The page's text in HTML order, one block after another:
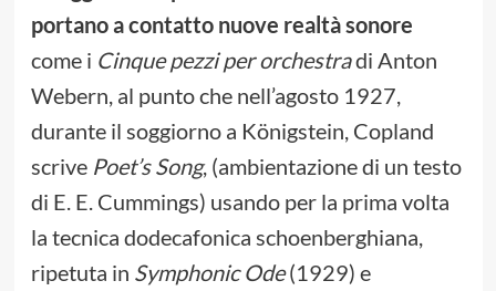
portano a contatto nuove realtà sonore
come i Cinque pezzi per orchestradi Anton
Webern, al punto che nell’agosto 1927,
durante il soggiorno a Königstein, Copland
scrive Poet’s Song, (ambientazione di un testo
di E. E. Cummings) usando per la prima volta
la tecnica dodecafonica schoenberghiana,
ripetuta in Symphonic Ode(1929) e